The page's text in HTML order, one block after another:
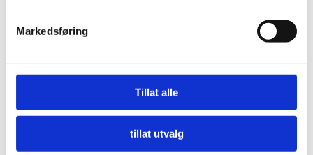
Markedsføring
Tillat alle
tillat utvalg